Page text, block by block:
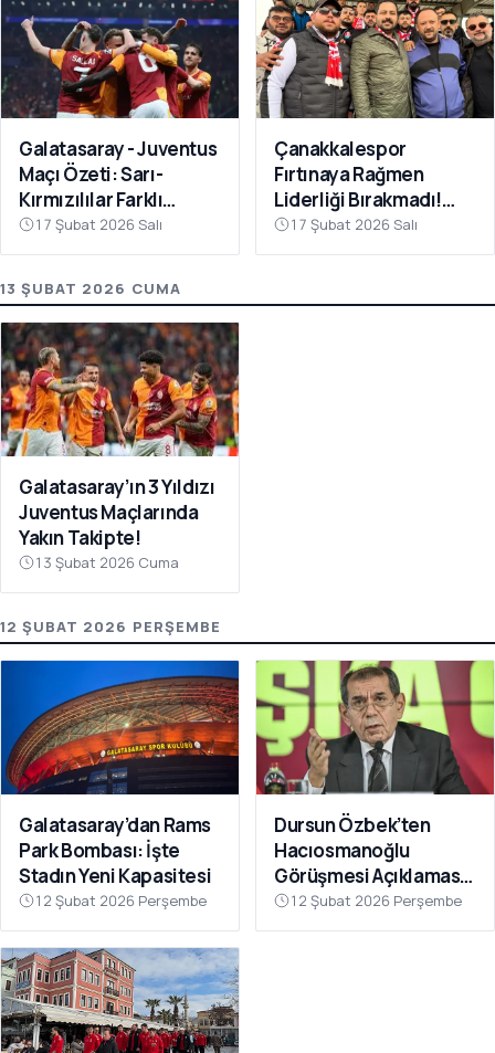
Galatasaray - Juventus
Maçı Özeti: Sarı-
Kırmızılılar Farklı
Kazandı
17 Şubat 2026 Salı
Çanakkalespor
Fırtınaya Rağmen
Liderliği Bırakmadı!
Bayramiç
Deplasmanında Kritik 3
17 Şubat 2026 Salı
13 ŞUBAT 2026 CUMA
Galatasaray’ın 3 Yıldızı
Juventus Maçlarında
Yakın Takipte!
13 Şubat 2026 Cuma
12 ŞUBAT 2026 PERŞEMBE
Galatasaray’dan Rams
Park Bombası: İşte
Stadın Yeni Kapasitesi
12 Şubat 2026 Perşembe
Dursun Özbek’ten
Hacıosmanoğlu
Görüşmesi Açıklaması:
“Galatasaray’ı Bu Tür
İddialarla
12 Şubat 2026 Perşembe